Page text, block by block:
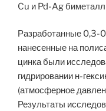
Cu и Pd-Ag
Разработанные 0,3-
нанесенные на
цинка были
гидрировании н-
(атмосферное
Результаты